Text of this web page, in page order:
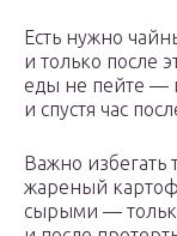
Есть нужно
и только после
еды не пейте —
и спустя час
Важно избегать
жареный
сырыми —